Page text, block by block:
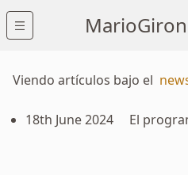
Viendo artículos bajo el
18th June 2024 El